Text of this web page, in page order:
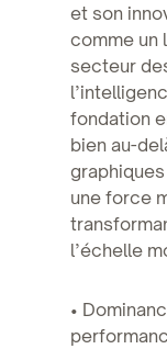
et son
comme un
secteur
fondation
bien au-
une force
l’échelle
•